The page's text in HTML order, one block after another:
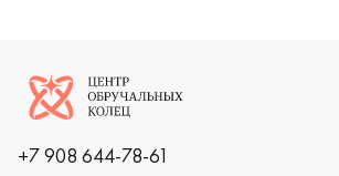
Логотип компании
+7 908 644-78-61